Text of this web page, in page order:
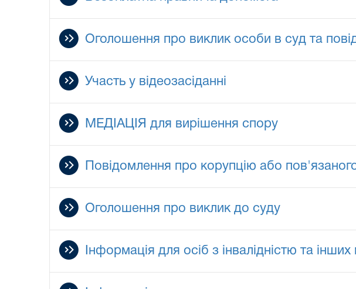
Оголошення про виклик особи в суд та
Участь у відеозасіданні
МЕДІАЦІЯ для вирішення спору
Повідомлення про корупцію або
Оголошення про виклик до суду
Інформація для осіб з інвалідністю та